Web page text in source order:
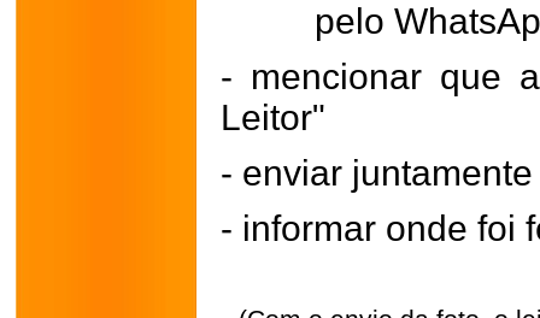
pelo
- mencionar que
Leitor"
- enviar
- informar onde foi